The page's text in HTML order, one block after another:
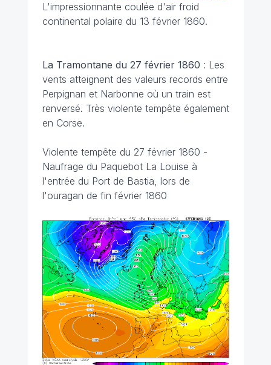
L'impressionnante coulée d'air froid
continental polaire du 13 février 1860.
La Tramontane du 27 février 1860 : Les
vents atteignent des valeurs records entre
Perpignan et Narbonne où un train est
renversé. Très violente tempête également
en Corse.
Violente tempête du 27 février 1860 -
Naufrage du Paquebot La Louise à
l'entrée du Port de Bastia, lors de
l'ouragan de fin février 1860